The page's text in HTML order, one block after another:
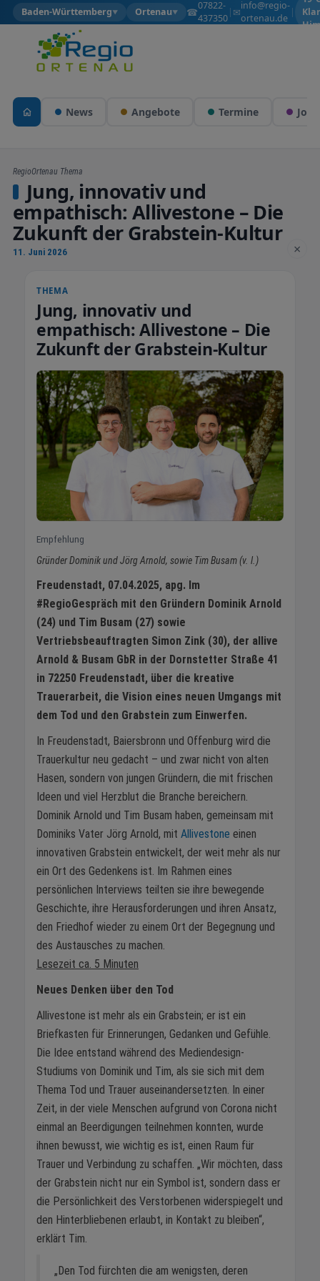
Baden-Württemberg▼ Ortenau▼ ☎07822-
437350
| ✉info@regio-
ortenau.de
|
News Angebote Termine Jobs
RegioOrtenau Thema
Jung, innovativ und
empathisch: Allivestone – Die
Zukunft der Grabstein-Kultur
11. Juni 2026 ×
THEMA
Jung, innovativ und
empathisch: Allivestone – Die
Zukunft der Grabstein-Kultur
Empfehlung
Gründer Dominik und Jörg Arnold, sowie Tim Busam (v. l.)
Freudenstadt, 07.04.2025, apg. Im
#RegioGespräch mit den Gründern Dominik Arnold
(24) und Tim Busam (27) sowie
Vertriebsbeauftragten Simon Zink (30), der allive
Arnold & Busam GbR in der Dornstetter Straße 41
in 72250 Freudenstadt, über die kreative
Trauerarbeit, die Vision eines neuen Umgangs mit
dem Tod und den Grabstein zum Einwerfen.
In Freudenstadt, Baiersbronn und Offenburg wird die
Trauerkultur neu gedacht – und zwar nicht von alten
Hasen, sondern von jungen Gründern, die mit frischen
Ideen und viel Herzblut die Branche bereichern.
Dominik Arnold und Tim Busam haben, gemeinsam mit
Dominiks Vater Jörg Arnold, mit Allivestone einen
innovativen Grabstein entwickelt, der weit mehr als nur
ein Ort des Gedenkens ist. Im Rahmen eines
persönlichen Interviews teilten sie ihre bewegende
Geschichte, ihre Herausforderungen und ihren Ansatz,
den Friedhof wieder zu einem Ort der Begegnung und
des Austausches zu machen.
Lesezeit ca. 5 Minuten
Neues Denken über den Tod
Allivestone ist mehr als ein Grabstein; er ist ein
Briefkasten für Erinnerungen, Gedanken und Gefühle.
Die Idee entstand während des Mediendesign-
Studiums von Dominik und Tim, als sie sich mit dem
Thema Tod und Trauer auseinandersetzten. In einer
Zeit, in der viele Menschen aufgrund von Corona nicht
einmal an Beerdigungen teilnehmen konnten, wurde
ihnen bewusst, wie wichtig es ist, einen Raum für
Trauer und Verbindung zu schaffen. „Wir möchten, dass
der Grabstein nicht nur ein Symbol ist, sondern dass er
die Persönlichkeit des Verstorbenen widerspiegelt und
den Hinterbliebenen erlaubt, in Kontakt zu bleiben“,
erklärt Tim.
„Den Tod fürchten die am wenigsten, deren